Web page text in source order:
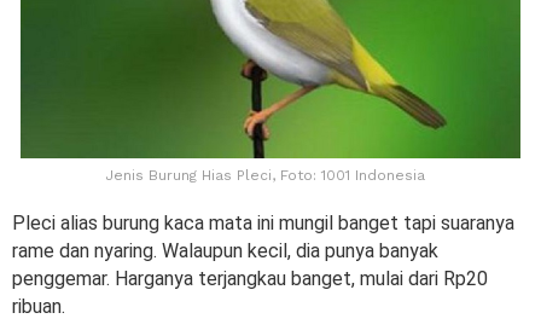
Jenis Burung Hias Pleci, Foto: 1001 Indonesia
Pleci alias burung kaca mata ini mungil banget tapi suaranya
rame dan nyaring. Walaupun kecil, dia punya banyak
penggemar. Harganya terjangkau banget, mulai dari Rp20
ribuan.